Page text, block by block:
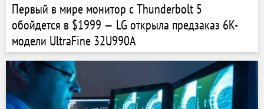
Первый в мире монитор с Thunderbolt 5
обойдется в $1999 — LG открыла предзаказ 6K-
модели UltraFine 32U990A